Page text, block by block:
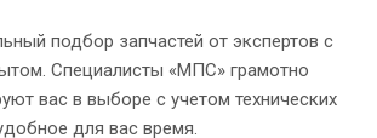
подбор запчастей от экспертов с
Специалисты «МПС» грамотно
вас в выборе с учетом технических
для вас время.